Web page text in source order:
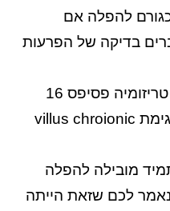
כגורם להפלה אם
בדיקה של הפרעות
ניתן לאבחן טריזומיה 16 או טריזומיה פסיפס 16
במהלך ההיריון באמצעות דגימת villus chroionic
תמיד מובילה להפלה
לכם שזאת הייתה